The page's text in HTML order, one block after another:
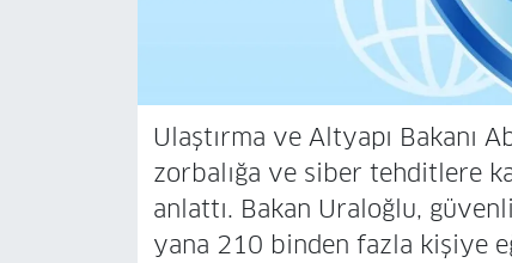
Ulaştırma ve Altyapı Bakanı
zorbalığa ve siber tehditlere
anlattı. Bakan Uraloğlu,
yana 210 binden fazla kişiye